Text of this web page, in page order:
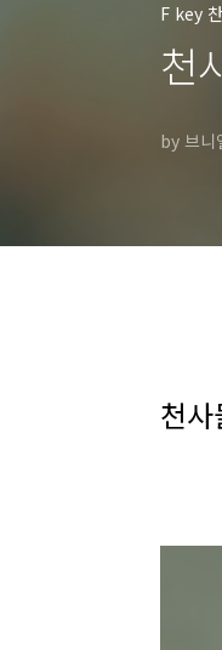
F key
천
by 브니
천